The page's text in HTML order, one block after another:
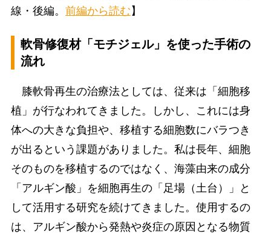
線・後編。 前編から読む 】
軟骨修復材「モチジェル」を使った手術の
流れ
膝軟骨再生の治療法としては、従来は「細胞移
植」が行なわれてきました。しかし、これには身
体への大きな負担や、移植する細胞数にバラつき
が出るという課題がありました。私は長年、細胞
そのものを移植するのではなく、海藻由来の成分
「アルギン酸」を細胞再生の「足場（土台）」と
して活用する研究を続けてきました。使用するの
は、アルギン酸から発熱や炎症の原因となる物質